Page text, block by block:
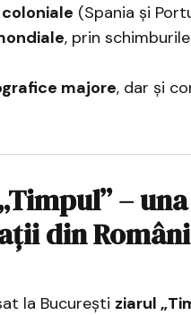
(Spania și
, prin
majore, dar și
–
din
la București ziarul